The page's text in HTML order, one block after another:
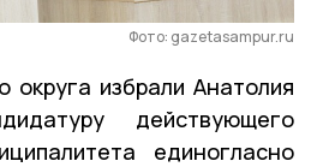
Фото: gazetasampur.ru
округа избрали Анатолия
действующего
единогласно